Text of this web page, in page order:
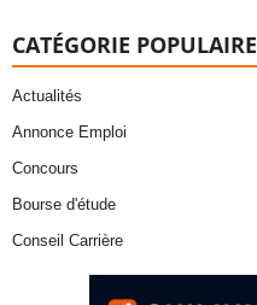
CATÉGORIE POPULAIRE
Actualités
Annonce Emploi
Concours
Bourse d'étude
Conseil Carrière